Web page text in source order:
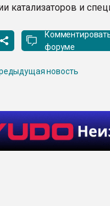
катализаторов и
форуме
новость